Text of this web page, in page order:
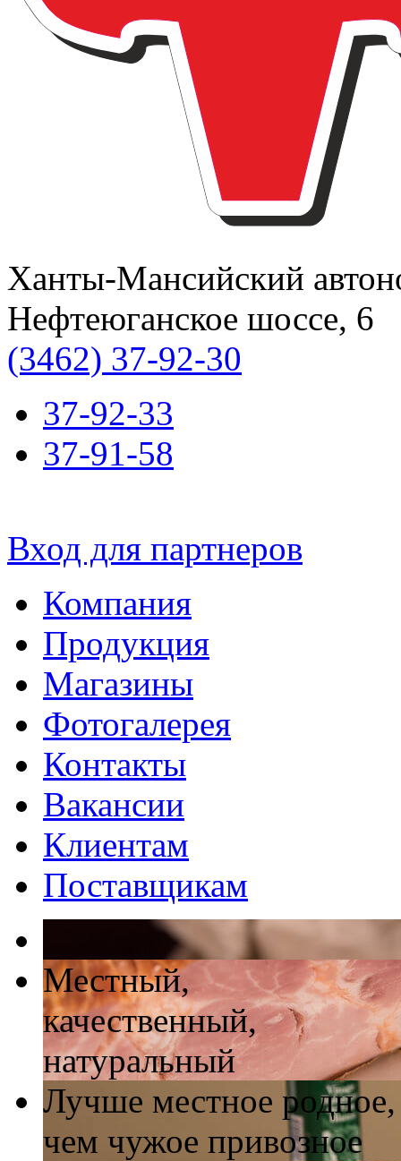
Ханты-Мансийский
Нефтеюганское шоссе, 6
(3462) 37-92-30
37-92-33
37-91-58
Вход для партнеров
Компания
Продукция
Магазины
Фотогалерея
Контакты
Вакансии
Клиентам
Поставщикам
Местный,
качественный,
натуральный
Лучше местное родное,
чем чужое привозное